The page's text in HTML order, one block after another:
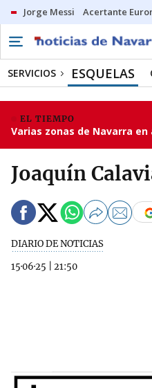
Jorge Messi Acertante
SERVICIOS ESQUELAS
EL TIEMPO
Varias zonas de Navarra
Joaquín
DIARIO DE NOTICIAS
15·06·25
21:50